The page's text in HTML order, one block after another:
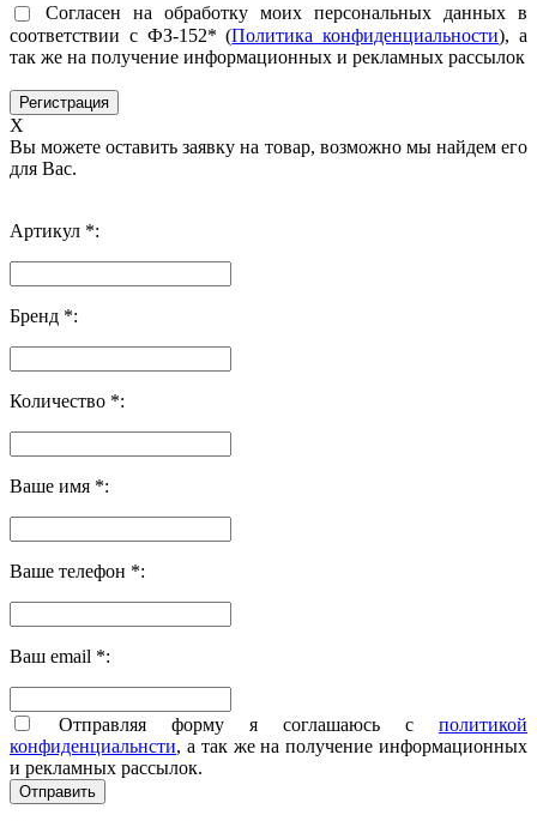
Согласен на обработку моих персональных данных в
соответствии с ФЗ-152* (Политика конфиденциальности), а
так же на получение информационных и рекламных рассылок
X
Вы можете оставить заявку на товар, возможно мы найдем его
для Вас.
Артикул *:
Бренд *:
Количество *:
Ваше имя *:
Ваше телефон *:
Ваш email *:
Отправляя форму я соглашаюсь с политикой
конфиденциальнсти, а так же на получение информационных
и рекламных рассылок.